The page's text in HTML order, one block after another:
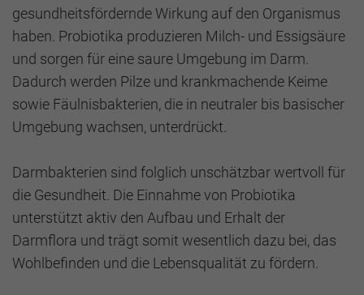
gesundheitsfördernde Wirkung auf den Organismus
haben. Probiotika produzieren Milch- und Essigsäure
und sorgen für eine saure Umgebung im Darm.
Dadurch werden Pilze und krankmachende Keime
sowie Fäulnisbakterien, die in neutraler bis basischer
Umgebung wachsen, unterdrückt.
Darmbakterien sind folglich unschätzbar wertvoll für
die Gesundheit. Die Einnahme von Probiotika
unterstützt aktiv den Aufbau und Erhalt der
Darmflora und trägt somit wesentlich dazu bei, das
Wohlbefinden und die Lebensqualität zu fördern.